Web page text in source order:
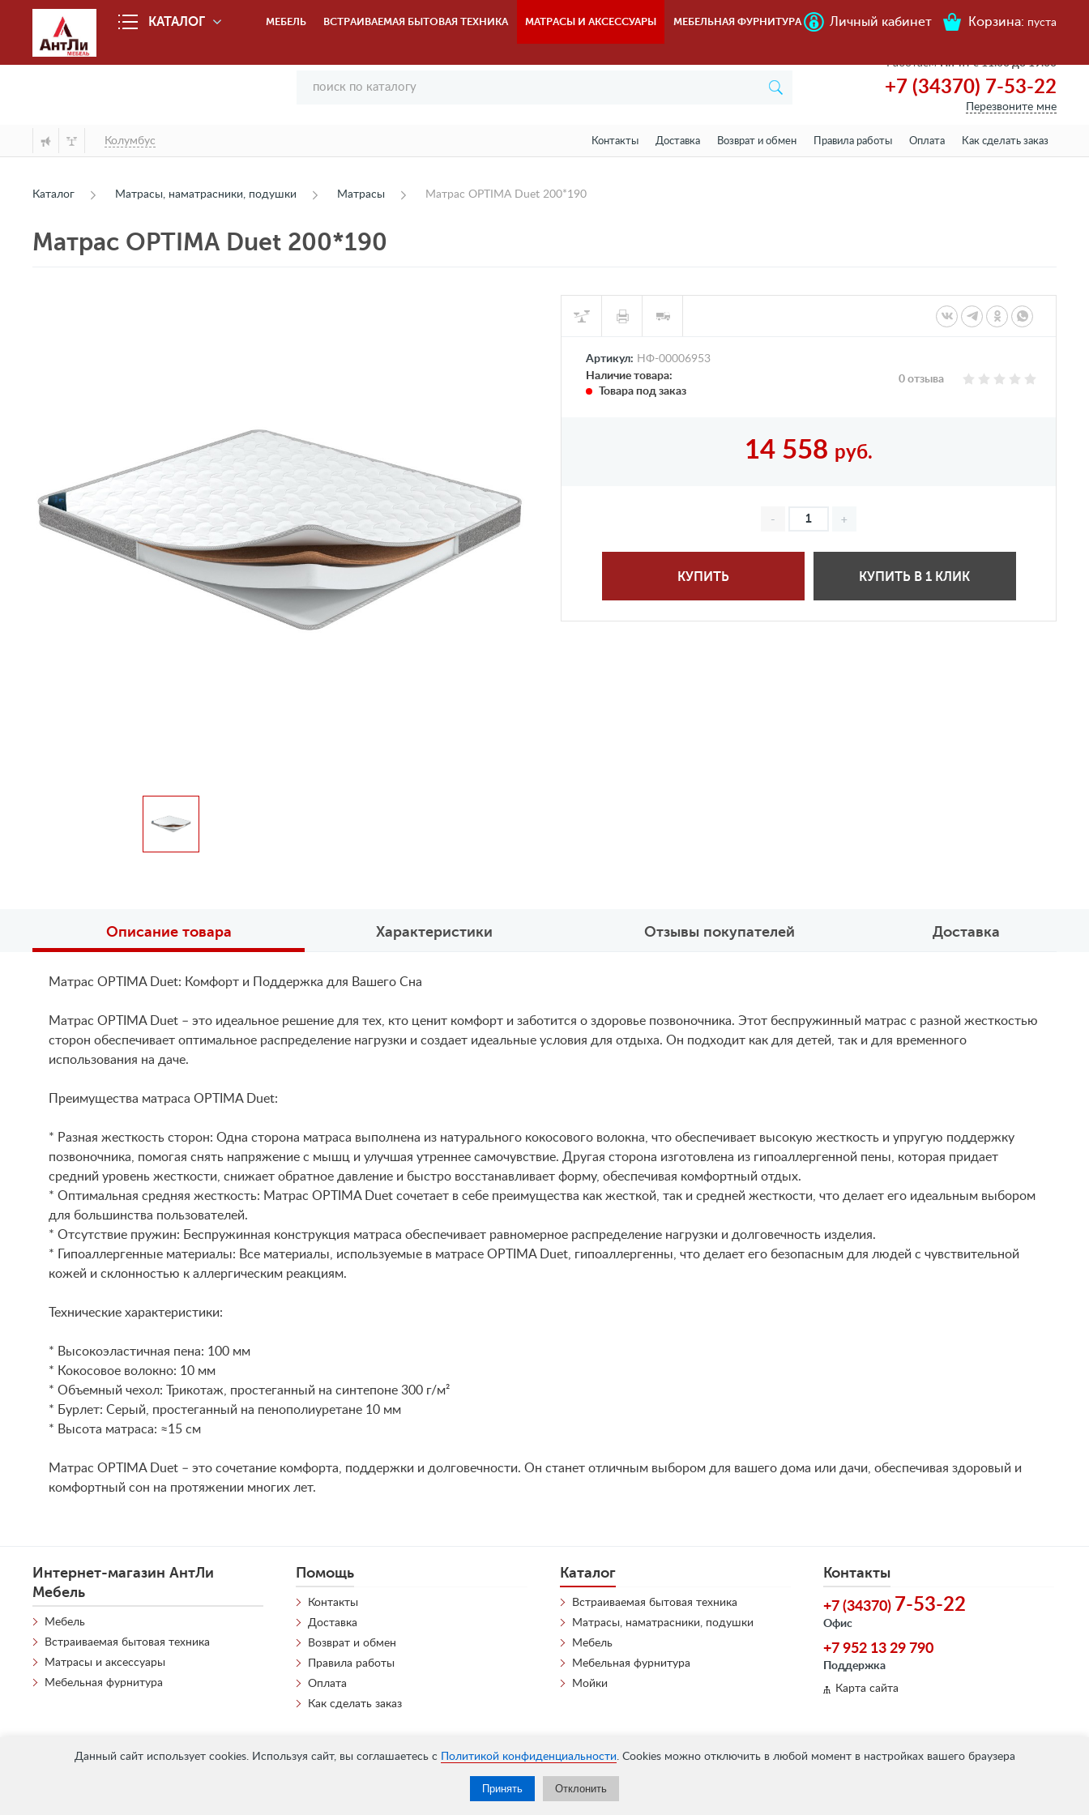
Данный сайт использует cookies. Используя сайт, вы соглашаетесь с Политикой конфиденциальности. Cookies можно отключить в любой момент в настройках вашего браузера
Принять Отклонить
КАТАЛОГ МЕБЕЛЬ ВСТРАИВАЕМАЯ БЫТОВАЯ ТЕХНИКА МАТРАСЫ И АКСЕССУАРЫ МЕБЕЛЬНАЯ ФУРНИТУРА Личный кабинет Корзина: пуста
РаботаемПн-пт с 11.00 до 19.00
+7 (34370) 7-53-22
Перезвоните мне
Колумбус Контакты Доставка Возврат и обмен Правила работы Оплата Как сделать заказ
Каталог Матрасы, наматрасники, подушки Матрасы Матрас OPTIMA Duet 200*190
Матрас OPTIMA Duet 200*190
Артикул: НФ-00006953
Наличие товара:
Товара под заказ
0 отзыва
14 558 руб.
КУПИТЬ КУПИТЬ В 1 КЛИК
Описание товара Характеристики Отзывы покупателей Доставка
Матрас OPTIMA Duet: Комфорт и Поддержка для Вашего Сна
Матрас OPTIMA Duet – это идеальное решение для тех, кто ценит комфорт и заботится о здоровье позвоночника. Этот беспружинный матрас с разной жесткостью
сторон обеспечивает оптимальное распределение нагрузки и создает идеальные условия для отдыха. Он подходит как для детей, так и для временного
использования на даче.
Преимущества матраса OPTIMA Duet:
* Разная жесткость сторон: Одна сторона матраса выполнена из натурального кокосового волокна, что обеспечивает высокую жесткость и упругую поддержку
позвоночника, помогая снять напряжение с мышц и улучшая утреннее самочувствие. Другая сторона изготовлена из гипоаллергенной пены, которая придает
средний уровень жесткости, снижает обратное давление и быстро восстанавливает форму, обеспечивая комфортный отдых.
* Оптимальная средняя жесткость: Матрас OPTIMA Duet сочетает в себе преимущества как жесткой, так и средней жесткости, что делает его идеальным выбором
для большинства пользователей.
* Отсутствие пружин: Беспружинная конструкция матраса обеспечивает равномерное распределение нагрузки и долговечность изделия.
* Гипоаллергенные материалы: Все материалы, используемые в матрасе OPTIMA Duet, гипоаллергенны, что делает его безопасным для людей с чувствительной
кожей и склонностью к аллергическим реакциям.
Технические характеристики:
* Высокоэластичная пена: 100 мм
* Кокосовое волокно: 10 мм
* Объемный чехол: Трикотаж, простеганный на синтепоне 300 г/м²
* Бурлет: Серый, простеганный на пенополиуретане 10 мм
* Высота матраса: ≈15 см
Матрас OPTIMA Duet – это сочетание комфорта, поддержки и долговечности. Он станет отличным выбором для вашего дома или дачи, обеспечивая здоровый и
комфортный сон на протяжении многих лет.
Интернет-магазин АнтЛи
Мебель
Мебель
Встраиваемая бытовая техника
Матрасы и аксессуары
Мебельная фурнитура
Помощь
Контакты
Доставка
Возврат и обмен
Правила работы
Оплата
Как сделать заказ
Контакты
+7 (34370) 7-53-22
Офис
+7 952 13 29 790
Поддержка
Карта сайта
Каталог
Встраиваемая бытовая техника
Матрасы, наматрасники, подушки
Мебель
Мебельная фурнитура
Мойки